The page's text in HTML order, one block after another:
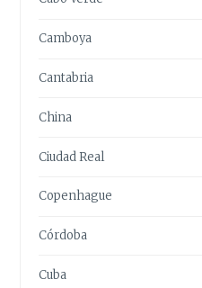
Camboya
Cantabria
China
Ciudad Real
Copenhague
Córdoba
Cuba